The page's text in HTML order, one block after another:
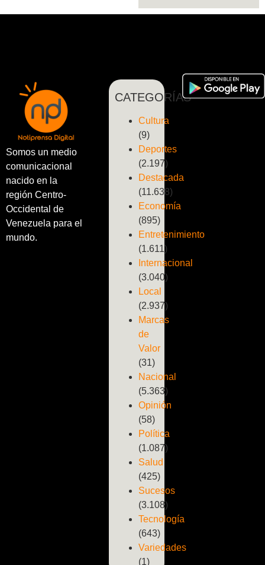
Somos un medio
comunicacional
nacido en la
región Centro-
Occidental de
Venezuela para el
mundo.
CATEGORÍAS
Cultura
(9)
Deportes
(2.197)
Destacada
(11.638)
Economía
(895)
Entretenimiento
(1.611)
Internacional
(3.040)
Local
(2.937)
Marcas
de
Valor
(31)
Nacional
(5.363)
Opinión
(58)
Política
(1.087)
Salud
(425)
Sucesos
(3.108)
Tecnología
(643)
Variedades
(1)